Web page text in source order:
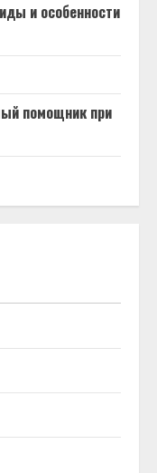
и особенности
помощник при